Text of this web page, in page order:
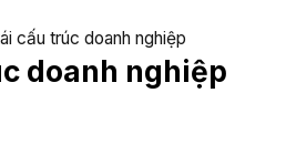
cấu trúc doanh nghiệp
doanh nghiệp